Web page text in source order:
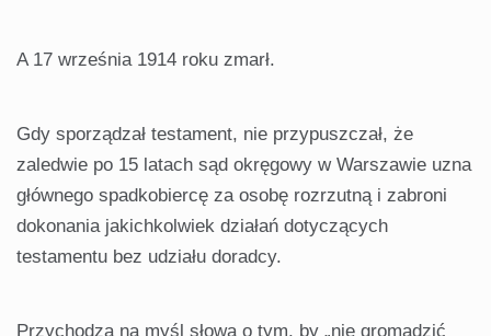
A 17 września 1914 roku zmarł.
Gdy sporządzał testament, nie przypuszczał, że
zaledwie po 15 latach sąd okręgowy w Warszawie uzna
głównego spadkobiercę za osobę rozrzutną i zabroni
dokonania jakichkolwiek działań dotyczących
testamentu bez udziału doradcy.
Przychodzą na myśl słowa o tym, by „nie gromadzić